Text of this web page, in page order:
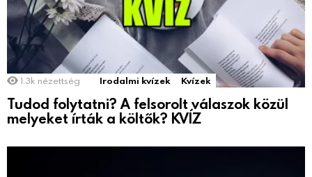
1.3k nézettség Irodalmi kvízek Kvízek
Tudod folytatni? A felsorolt válaszok közül
melyeket írták a költők? KVÍZ